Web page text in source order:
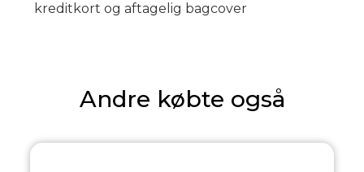
kreditkort og aftagelig bagcover
Andre købte også